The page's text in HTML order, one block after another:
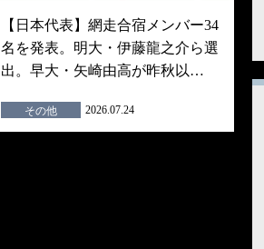
【日本代表】網走合宿メンバー34
名を発表。明大・伊藤龍之介ら選
出。早大・矢崎由高が昨秋以…
その他 2026.07.24